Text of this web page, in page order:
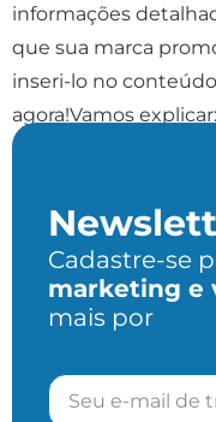
informações
que sua marca
inseri-lo no
agora!Vamos
em […]
Cadastre-se
marketing e
mais por